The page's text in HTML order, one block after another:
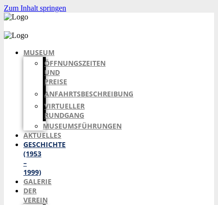
Zum Inhalt springen
MUSEUM
ÖFFNUNGSZEITEN
UND
PREISE
ANFAHRTSBESCHREIBUNG
VIRTUELLER
RUNDGANG
MUSEUMSFÜHRUNGEN
AKTUELLES
GESCHICHTE
(1953
–
1999)
GALERIE
DER
VEREIN